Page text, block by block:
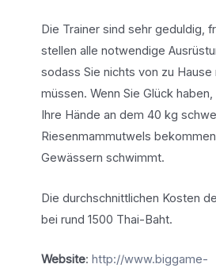
Die Trainer sind sehr geduldig,
stellen alle notwendige
sodass Sie nichts von zu Hause
müssen. Wenn Sie Glück
Ihre Hände an dem 40 kg
Riesenmammutwels
Gewässern schwimmt.
Die durchschnittlichen Kosten
bei rund 1500 Thai-Baht.
Website: http://www.biggame-